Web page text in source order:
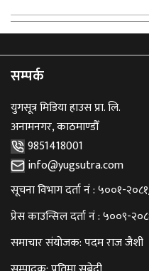
सम्पर्क
युगसूत्र मिडिया हाउस प्रा. लि.
अनामनगर, काठमाण्डौँ
9851418001
info@yugsutra.com
सूचना विभाग दर्ता नं : ५००१-
प्रेस काउन्सिल दर्ता नं : ५००९-
समाचार संयोजक: पदम राज जैशी